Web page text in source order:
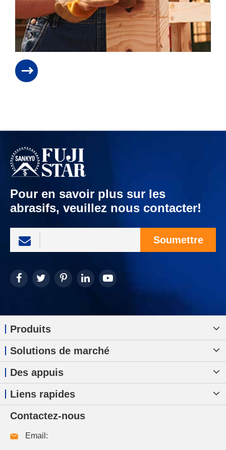
Pour en savoir plus sur les
abrasifs, veuillez nous contacter!
Soumettre
Produits
Solutions de marché
Des appuis
Liens rapides
Contactez-nous
Email: